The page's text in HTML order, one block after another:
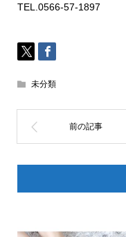
TEL.0566-57-1897
未分類